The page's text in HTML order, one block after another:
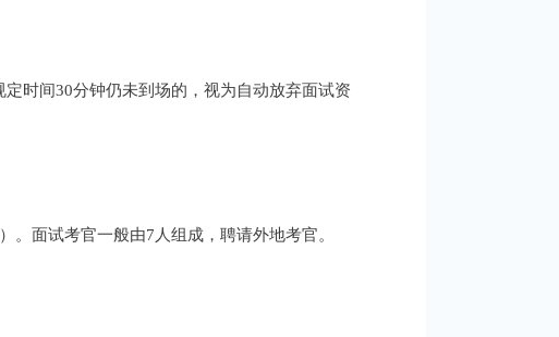
时间30分钟仍未到场的，视为自动放弃面试资
面试考官一般由7人组成，聘请外地考官。